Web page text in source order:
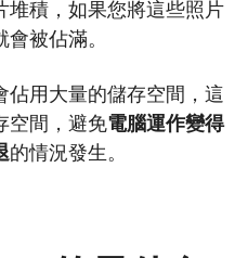
堆積，如果您將這些照片
被佔滿。
佔用大量的儲存空間，這
空間，避免電腦運作變得
的情況發生。